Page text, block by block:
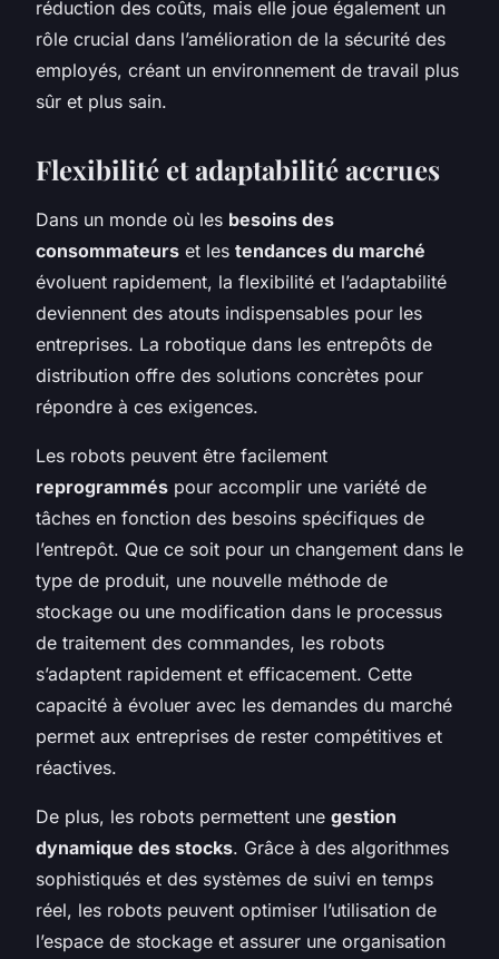
réduction des coûts, mais elle joue également un
rôle crucial dans l’amélioration de la sécurité des
employés, créant un environnement de travail plus
sûr et plus sain.
Flexibilité et adaptabilité accrues
Dans un monde où les besoins des
consommateurs et les tendances du marché
évoluent rapidement, la flexibilité et l’adaptabilité
deviennent des atouts indispensables pour les
entreprises. La robotique dans les entrepôts de
distribution offre des solutions concrètes pour
répondre à ces exigences.
Les robots peuvent être facilement
reprogrammés pour accomplir une variété de
tâches en fonction des besoins spécifiques de
l’entrepôt. Que ce soit pour un changement dans le
type de produit, une nouvelle méthode de
stockage ou une modification dans le processus
de traitement des commandes, les robots
s’adaptent rapidement et efficacement. Cette
capacité à évoluer avec les demandes du marché
permet aux entreprises de rester compétitives et
réactives.
De plus, les robots permettent une gestion
dynamique des stocks. Grâce à des algorithmes
sophistiqués et des systèmes de suivi en temps
réel, les robots peuvent optimiser l’utilisation de
l’espace de stockage et assurer une organisation